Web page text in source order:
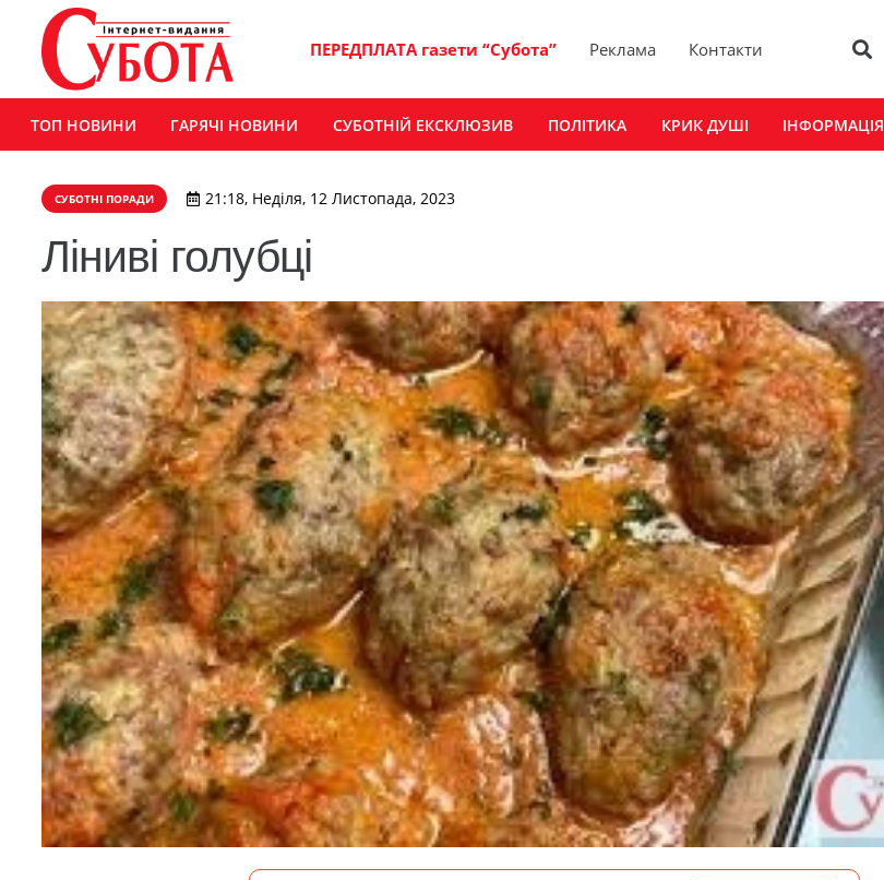
ПЕРЕДПЛАТА газети “Субота” Реклама Контакти
ТОП НОВИНИ ГАРЯЧІ НОВИНИ СУБОТНІЙ ЕКСКЛЮЗИВ ПОЛІТИКА КРИК ДУШІ ІНФОРМАЦІЯ
СУБОТНІ ПОРАДИ 21:18, Неділя, 12 Листопада, 2023
Ліниві голубці